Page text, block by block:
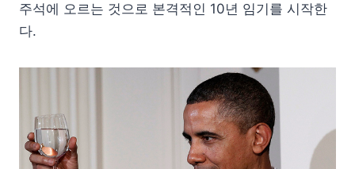
주석에 오르는 것으로 본격적인 10년 임기를 시작한
다.